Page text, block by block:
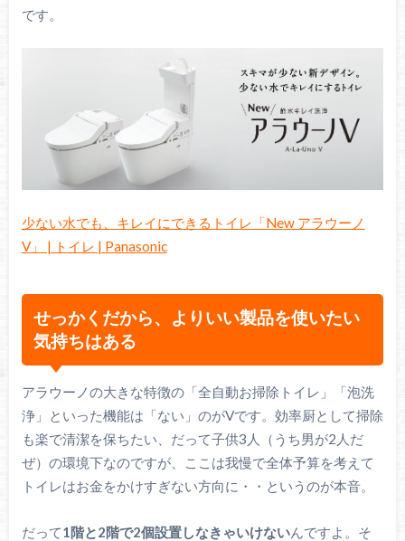
です。
少ない水でも、キレイにできるトイレ「New アラウーノ
V」 | トイレ | Panasonic
せっかくだから、よりいい製品を使いたい
気持ちはある
アラウーノの大きな特徴の「全自動お掃除トイレ」「泡洗
浄」といった機能は「ない」のがVです。効率厨として掃除
も楽で清潔を保ちたい、だって子供3人（うち男が2人だ
ぜ）の環境下なのですが、ここは我慢で全体予算を考えて
トイレはお金をかけすぎない方向に・・というのが本音。
だって1階と2階で2個設置しなきゃいけないんですよ。そ